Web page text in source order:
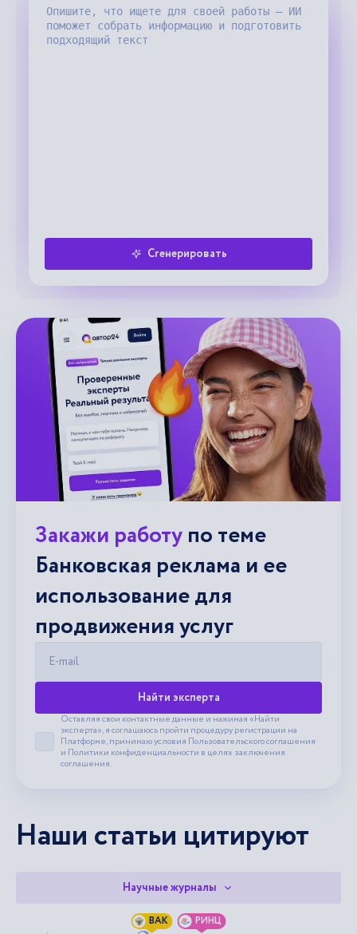
Сгенерировать
Закажи работупо теме
Банковская реклама и ее
использование для
продвижения услуг
Найти эксперта
Принять пользовательское соглашение
Оставляя свои контактные данные и нажимая «Найти
эксперта», я соглашаюсь пройти процедуру регистрации на
Платформе, принимаю условия Пользовательского соглашения
и Политики конфиденциальности в целях заключения
соглашения.
Наши статьи цитируют
Научные журналы
ВАК РИНЦ